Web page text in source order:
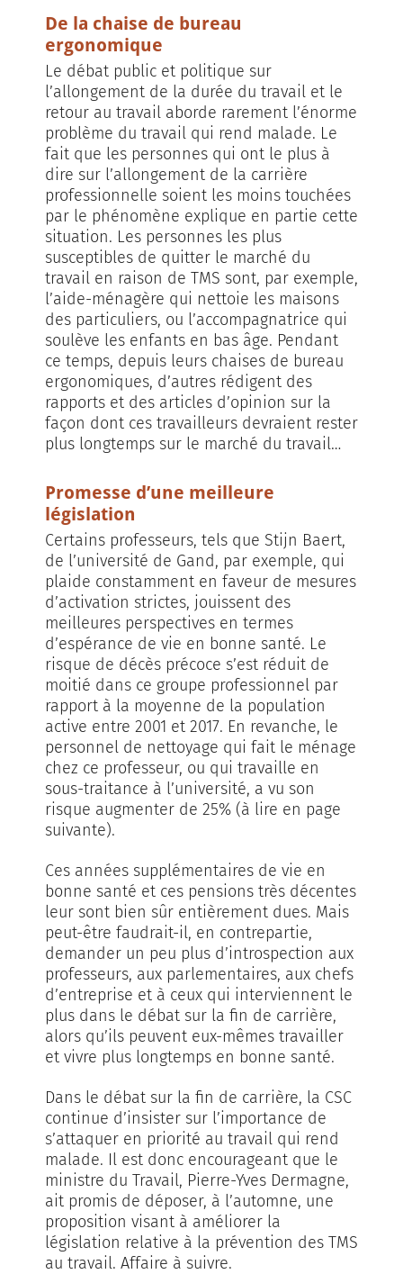
De la chaise de bureau
ergonomique
Le débat public et politique sur
l’allongement de la durée du travail et le
retour au travail aborde rarement l’énorme
problème du travail qui rend malade. Le
fait que les personnes qui ont le plus à
dire sur l’allongement de la carrière
professionnelle soient les moins touchées
par le phénomène explique en partie cette
situation. Les personnes les plus
susceptibles de quitter le marché du
travail en raison de TMS sont, par exemple,
l’aide-ménagère qui nettoie les maisons
des particuliers, ou l’accompagnatrice qui
soulève les enfants en bas âge. Pendant
ce temps, depuis leurs chaises de bureau
ergonomiques, d’autres rédigent des
rapports et des articles d’opinion sur la
façon dont ces travailleurs devraient rester
plus longtemps sur le marché du travail…
Promesse d’une meilleure
législation
Certains professeurs, tels que Stijn Baert,
de l’université de Gand, par exemple, qui
plaide constamment en faveur de mesures
d’activation strictes, jouissent des
meilleures perspectives en termes
d’espérance de vie en bonne santé. Le
risque de décès précoce s’est réduit de
moitié dans ce groupe professionnel par
rapport à la moyenne de la population
active entre 2001 et 2017. En revanche, le
personnel de nettoyage qui fait le ménage
chez ce professeur, ou qui travaille en
sous-traitance à l’université, a vu son
risque augmenter de 25% (à lire en page
suivante).
Ces années supplémentaires de vie en
bonne santé et ces pensions très décentes
leur sont bien sûr entièrement dues. Mais
peut-être faudrait-il, en contrepartie,
demander un peu plus d’introspection aux
professeurs, aux parlementaires, aux chefs
d’entreprise et à ceux qui interviennent le
plus dans le débat sur la fin de carrière,
alors qu’ils peuvent eux-mêmes travailler
et vivre plus longtemps en bonne santé.
Dans le débat sur la fin de carrière, la CSC
continue d’insister sur l’importance de
s’attaquer en priorité au travail qui rend
malade. Il est donc encourageant que le
ministre du Travail, Pierre-Yves Dermagne,
ait promis de déposer, à l’automne, une
proposition visant à améliorer la
législation relative à la prévention des TMS
au travail. Affaire à suivre.